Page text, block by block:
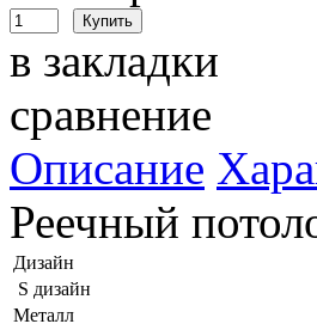
в закладки
сравнение
Описание
Реечный
Дизайн
S дизайн
Металл